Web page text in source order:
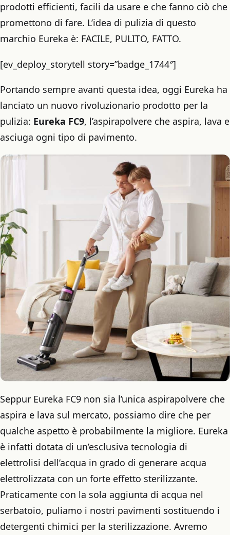
prodotti efficienti, facili da usare e che fanno ciò che
promettono di fare. L’idea di pulizia di questo
marchio Eureka è: FACILE, PULITO, FATTO.
[ev_deploy_storytell story=”badge_1744″]
Portando sempre avanti questa idea, oggi Eureka ha
lanciato un nuovo rivoluzionario prodotto per la
pulizia: Eureka FC9, l’aspirapolvere che aspira, lava e
asciuga ogni tipo di pavimento.
Seppur Eureka FC9 non sia l’unica aspirapolvere che
aspira e lava sul mercato, possiamo dire che per
qualche aspetto è probabilmente la migliore. Eureka
è infatti dotata di un’esclusiva tecnologia di
elettrolisi dell’acqua in grado di generare acqua
elettrolizzata con un forte effetto sterilizzante.
Praticamente con la sola aggiunta di acqua nel
serbatoio, puliamo i nostri pavimenti sostituendo i
detergenti chimici per la sterilizzazione. Avremo